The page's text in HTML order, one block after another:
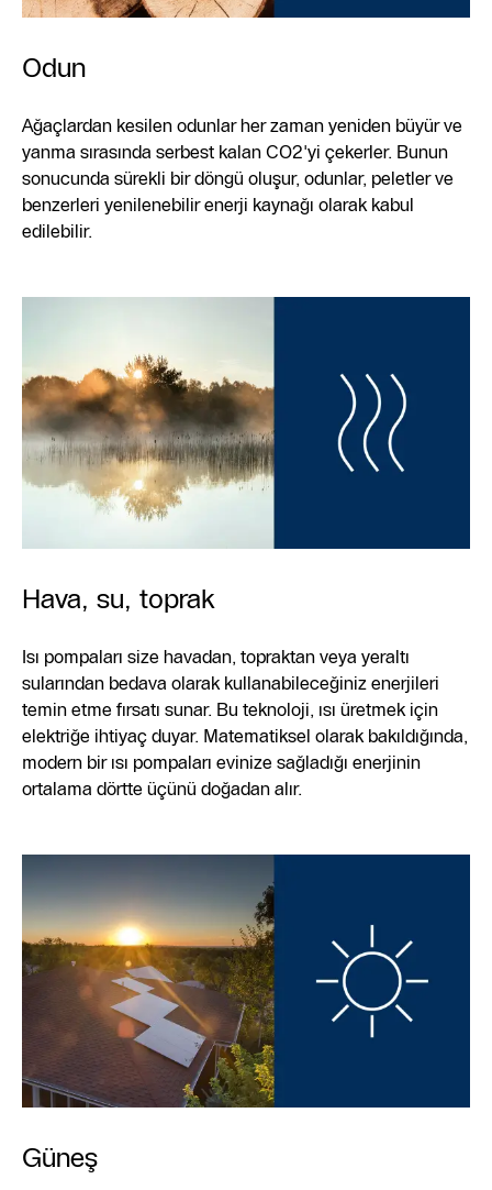
Odun
Ağaçlardan kesilen odunlar her zaman yeniden büyür ve
yanma sırasında serbest kalan CO2'yi çekerler. Bunun
sonucunda sürekli bir döngü oluşur, odunlar, peletler ve
benzerleri yenilenebilir enerji kaynağı olarak kabul
edilebilir.
Hava, su, toprak
Isı pompaları size havadan, topraktan veya yeraltı
sularından bedava olarak kullanabileceğiniz enerjileri
temin etme fırsatı sunar. Bu teknoloji, ısı üretmek için
elektriğe ihtiyaç duyar. Matematiksel olarak bakıldığında,
modern bir ısı pompaları evinize sağladığı enerjinin
ortalama dörtte üçünü doğadan alır.
Güneş